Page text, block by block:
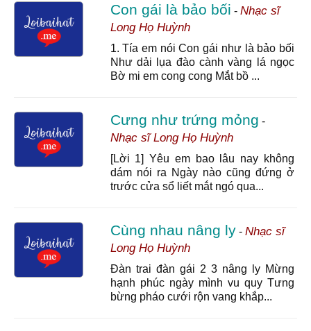
Con gái là bảo bối - Nhạc sĩ
Long Họ Huỳnh
1. Tía em nói Con gái như là bảo bối
Như dải lụa đào cành vàng lá ngọc
Bờ mi em cong cong Mắt bồ ...
Cưng như trứng mỏng -
Nhạc sĩ Long Họ Huỳnh
[Lời 1] Yêu em bao lâu nay không
dám nói ra Ngày nào cũng đứng ở
trước cửa sổ liết mắt ngó qua...
Cùng nhau nâng ly- Nhạc sĩ
Long Họ Huỳnh
Đàn trai đàn gái 2 3 nâng ly Mừng
hạnh phúc ngày mình vu quy Tưng
bừng pháo cưới rộn vang khắp...